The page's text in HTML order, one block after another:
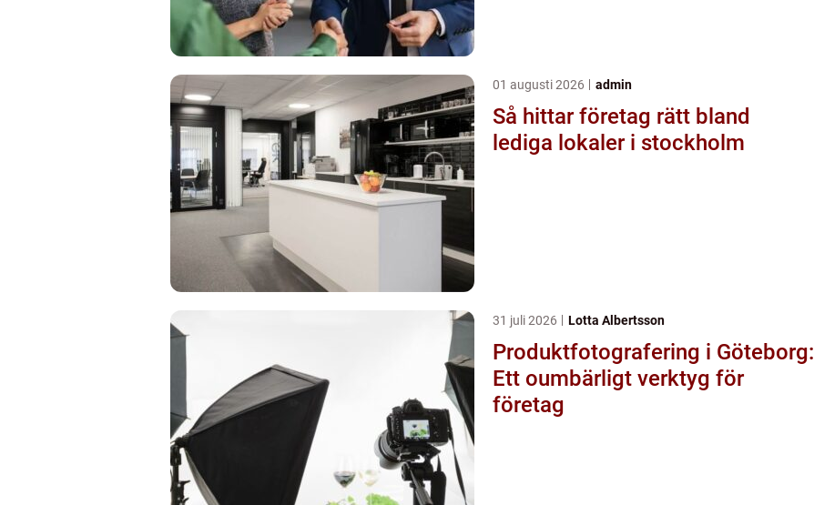
01 augusti 2026 admin
Så hittar företag rätt bland
lediga lokaler i stockholm
31 juli 2026 Lotta Albertsson
Produktfotografering i Göteborg:
Ett oumbärligt verktyg för
företag